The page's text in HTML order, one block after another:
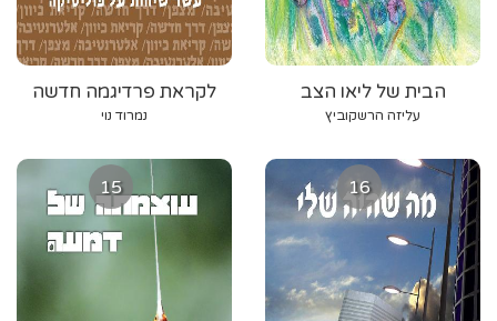
לקראת פרדיגמה חדשה
נמרוד נוי
הבית של ליאו הצב
עליזה הרשקוביץ
15 16